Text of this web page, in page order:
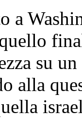
a
su
alla